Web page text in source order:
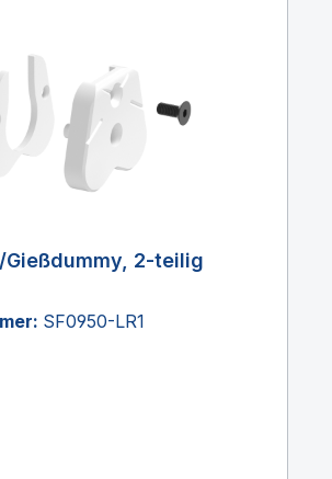
2-teilig
SF0950-LR1